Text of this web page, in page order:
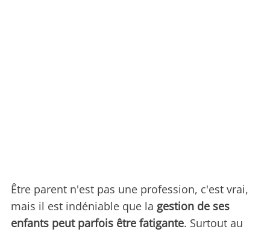
Être parent n'est pas une profession, c'est vrai,
mais il est indéniable que la gestion de ses
enfants peut parfois être fatigante. Surtout au